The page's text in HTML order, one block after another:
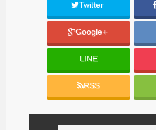
Twitter
Google+
LINE
RSS